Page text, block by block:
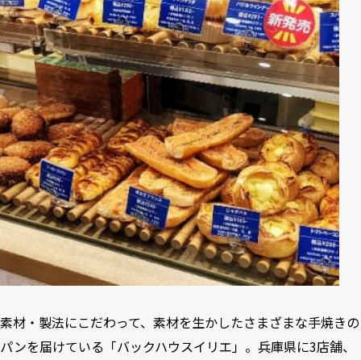
素材・製法にこだわって、素材を生かしたさまざまな手焼きの
パンを届けている「バックハウスイリエ」。兵庫県に3店舗、